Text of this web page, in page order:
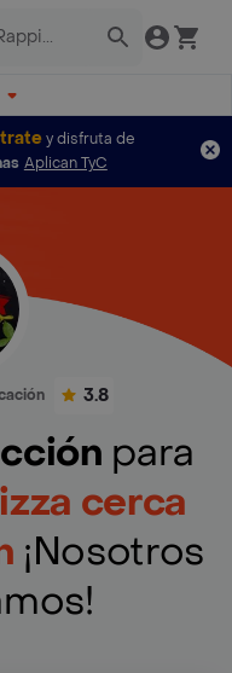
y disfruta de
Aplican TyC
3.8
para
cerca
¡Nosotros